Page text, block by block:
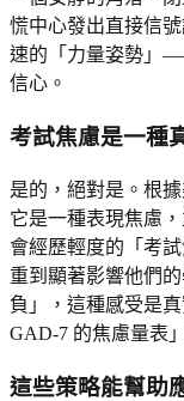
慌中心發出直接信
速的「力量姿勢」
信心。
考試焦慮是一種
是的，絕對是。根
它是一種表現焦慮
會經歷輕度的「考
重到顯著影響他們
負」，這種感受是
GAD-7 的焦慮量表
這些策略能幫助